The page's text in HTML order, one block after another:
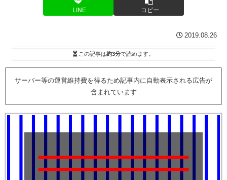
LINE コピー
2019.08.26
この記事は約3分で読めます。
サーバー等の運営維持費を得るため記事内に自動表示される広告が
含まれています